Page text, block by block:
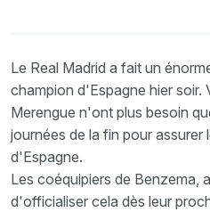
Le Real Madrid a fait un
champion d'Espagne hier soir.
Merengue n'ont plus besoin
journées de la fin pour
d'Espagne.
Les coéquipiers de Benzema,
d'officialiser cela dès leur